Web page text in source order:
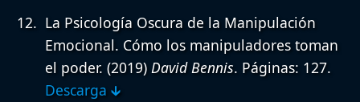
La Psicología Oscura de la Manipulación
Emocional. Cómo los manipuladores toman
el poder. (2019) David Bennis. Páginas: 127.
Descarga 🡳